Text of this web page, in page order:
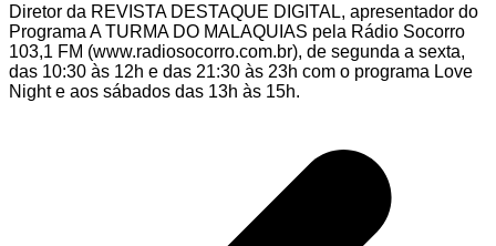
Diretor da REVISTA DESTAQUE DIGITAL, apresentador do
Programa A TURMA DO MALAQUIAS pela Rádio Socorro
103,1 FM (www.radiosocorro.com.br), de segunda a sexta,
das 10:30 às 12h e das 21:30 às 23h com o programa Love
Night e aos sábados das 13h às 15h.